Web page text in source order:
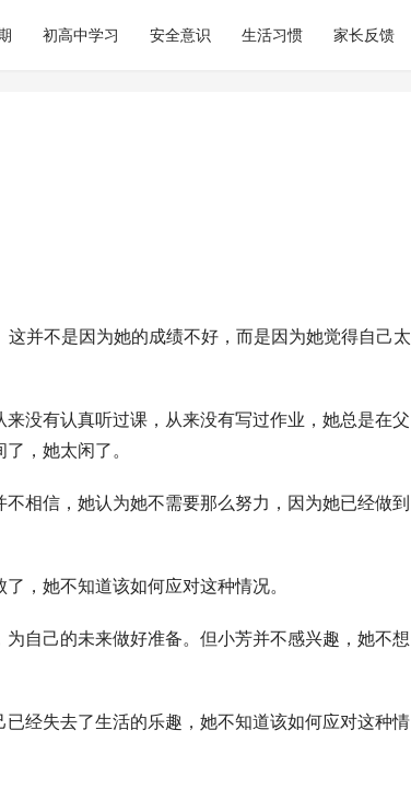
初高中学习 安全意识 生活习惯 家长反馈
并不是因为她的成绩不好，而是因为她觉得自己太
没有认真听过课，从来没有写过作业，她总是在父
，她太闲了。
相信，她认为她不需要那么努力，因为她已经做到
，她不知道该如何应对这种情况。
自己的未来做好准备。但小芳并不感兴趣，她不想
经失去了生活的乐趣，她不知道该如何应对这种情